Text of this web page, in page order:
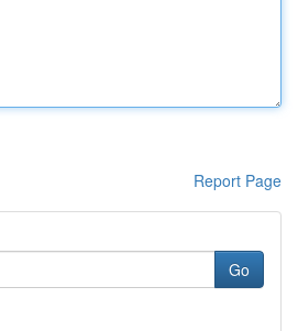
Report Page
Go